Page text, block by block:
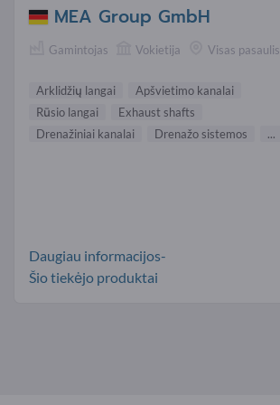
MEA Group GmbH
Gamintojas Vokietija Visas pasaulis
Arklidžių langai
Apšvietimo kanalai
Rūsio langai
Exhaust shafts
Drenažiniai kanalai
Drenažo sistemos ...
Daugiau informacijos-
Šio tiekėjo produktai